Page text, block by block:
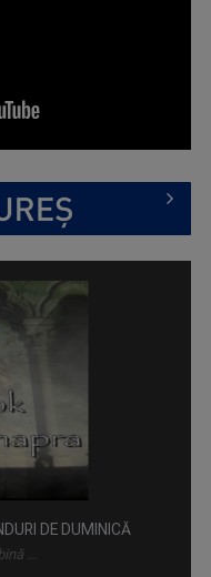
DE DUMINICĂ
...